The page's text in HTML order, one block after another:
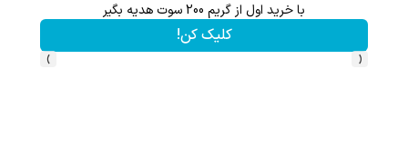
با خرید اول از گریم 200 سوت هدیه بگیر
کلیک کن!
‹
›